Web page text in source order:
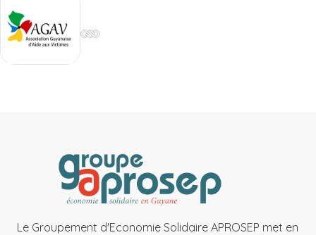
Le Groupement d'Economie Solidaire APROSEP met en